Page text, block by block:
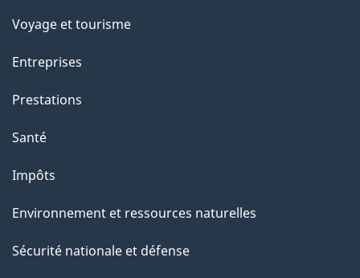
Voyage et tourisme
Entreprises
Prestations
Santé
Impôts
Environnement et ressources naturelles
Sécurité nationale et défense